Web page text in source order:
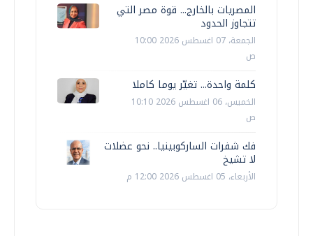
المصريات بالخارج... قوة مصر التي
تتجاوز الحدود
الجمعة، 07 اغسطس 2026 10:00
ص
كلمة واحدة... تغيّر يوما كاملا
الخميس، 06 اغسطس 2026 10:10
ص
فك شفرات الساركوبينيا.. نحو عضلات
لا تشيخ
الأربعاء، 05 اغسطس 2026 12:00 م